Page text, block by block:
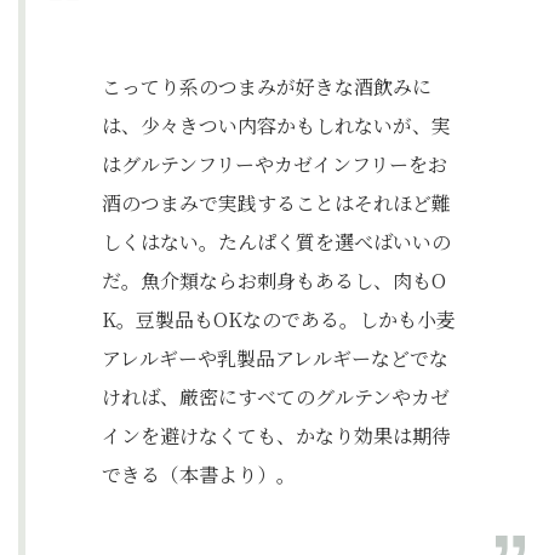
こってり系のつまみが好きな酒飲みに
は、少々きつい内容かもしれないが、実
はグルテンフリーやカゼインフリーをお
酒のつまみで実践することはそれほど難
しくはない。たんぱく質を選べばいいの
だ。魚介類ならお刺身もあるし、肉もO
K。豆製品もOKなのである。しかも小麦
アレルギーや乳製品アレルギーなどでな
ければ、厳密にすべてのグルテンやカゼ
インを避けなくても、かなり効果は期待
できる（本書より）。